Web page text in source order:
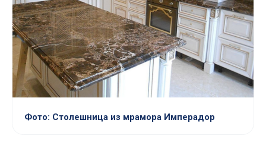
Фото: Столешница из мрамора Имперадор